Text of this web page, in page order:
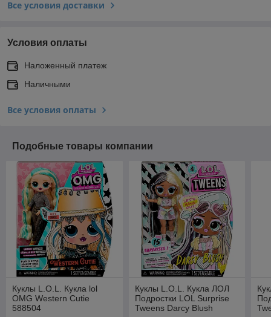
Все условия доставки
Условия оплаты
Наложенный платеж
Наличными
Все условия оплаты
Подобные товары компании
Куклы L.O.L. Кукла lol
OMG Western Cutie
588504
Куклы L.O.L. Кукла ЛОЛ
Подростки LOL Surprise
Tweens Darcy Blush